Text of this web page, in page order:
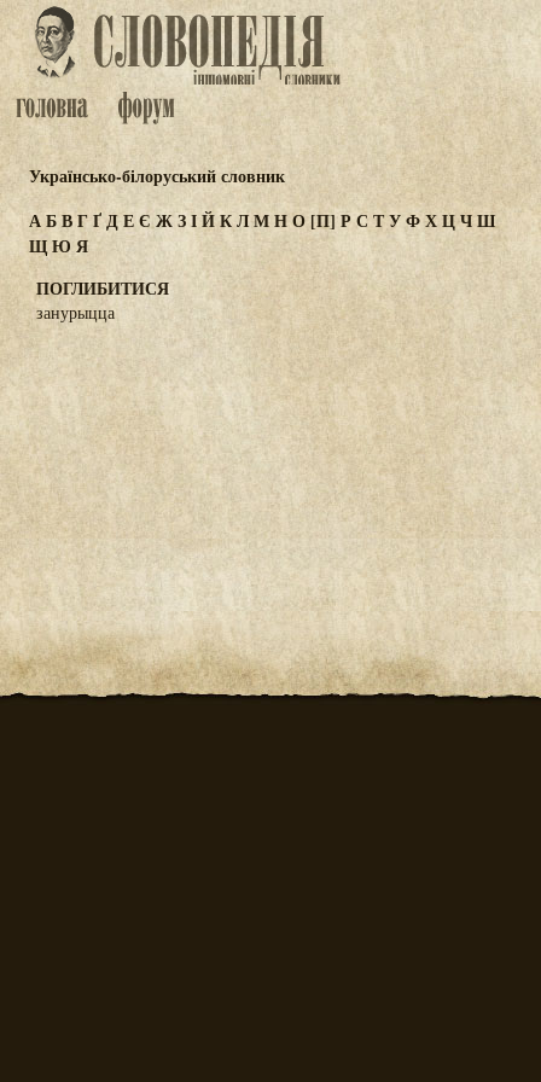
Українсько-білоруський словник
АБВГҐДЕЄ ЖЗІЙКЛМНО[П] Р С ТУФХЦЧШ
ЩЮ Я
ПОГЛИБИТИСЯ
занурыцца